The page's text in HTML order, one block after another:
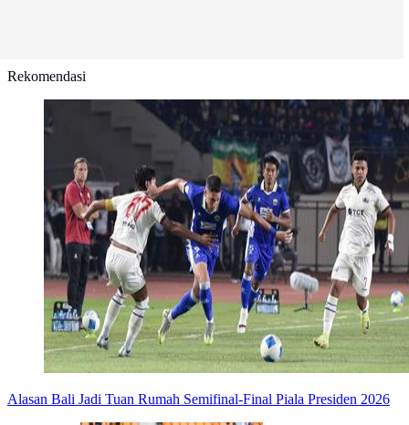
Rekomendasi
Alasan Bali Jadi Tuan Rumah Semifinal-Final Piala Presiden 2026